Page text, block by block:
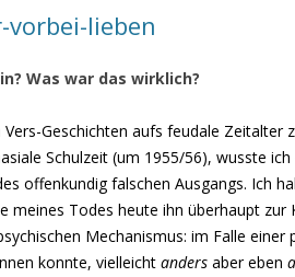
lieben
Was war das wirklich?
Geschichten aufs feudale Zeitalter
Schulzeit (um 1955/56), wusste
offenkundig falschen Ausgangs. Ich
meines Todes heute ihn überhaupt zur
Mechanismus: im Falle
konnte, vielleicht anders aber eben